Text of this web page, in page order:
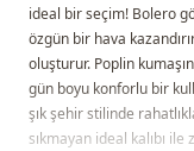
ideal bir seçim! Bolero
özgün bir hava
oluşturur. Poplin
gün boyu konforlu bir
şık şehir stilinde
sıkmayan ideal kalıbı